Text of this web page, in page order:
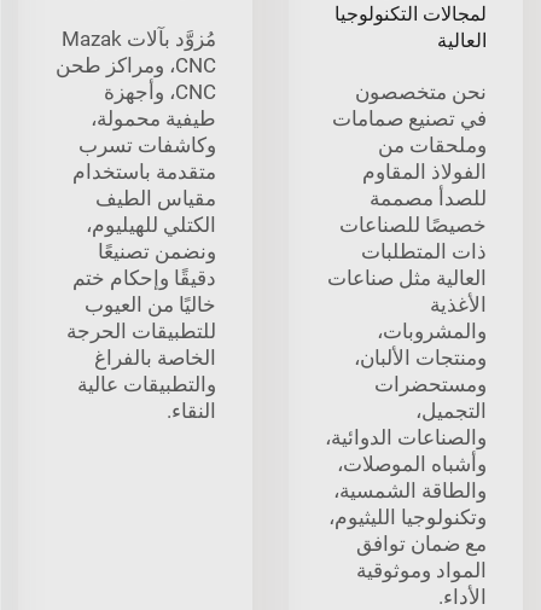
لمجالات التكنولوجيا
العالية
نحن متخصصون
في تصنيع صمامات
وملحقات من
الفولاذ المقاوم
للصدأ مصممة
خصيصًا للصناعات
ذات المتطلبات
العالية مثل صناعات
الأغذية
والمشروبات،
ومنتجات الألبان،
ومستحضرات
التجميل،
والصناعات الدوائية،
وأشباه الموصلات،
والطاقة الشمسية،
وتكنولوجيا الليثيوم،
مع ضمان توافق
المواد وموثوقية
الأداء.
مُزوَّد بآلات Mazak
CNC، ومراكز طحن
CNC، وأجهزة
طيفية محمولة،
وكاشفات تسرب
متقدمة باستخدام
مقياس الطيف
الكتلي للهيليوم،
ونضمن تصنيعًا
دقيقًا وإحكام ختم
خاليًا من العيوب
للتطبيقات الحرجة
الخاصة بالفراغ
والتطبيقات عالية
النقاء.